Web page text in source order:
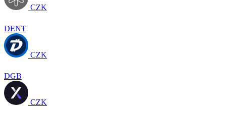
CZK
DENT
CZK
DGB
CZK